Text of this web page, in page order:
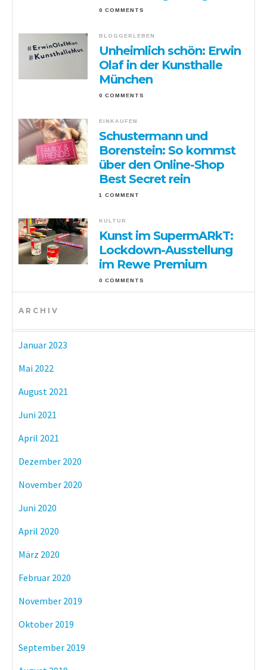
0 COMMENTS
BLOGGERLEBEN
Unheimlich schön: Erwin
Olaf in der Kunsthalle
München
0 COMMENTS
EINKAUFEN
Schustermann und
Borenstein: So kommst
über den Online-Shop
Best Secret rein
1 COMMENT
KULTUR
Kunst im SupermARkT:
Lockdown-Ausstellung
im Rewe Premium
0 COMMENTS
ARCHIV
Januar 2023
Mai 2022
August 2021
Juni 2021
April 2021
Dezember 2020
November 2020
Juni 2020
April 2020
März 2020
Februar 2020
November 2019
Oktober 2019
September 2019